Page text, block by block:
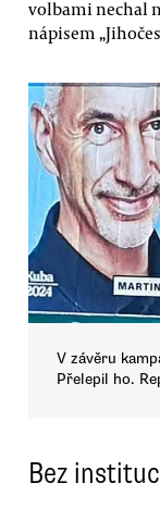
volbami nechal
nápisem
V závěru
Přelepil ho.
Bez